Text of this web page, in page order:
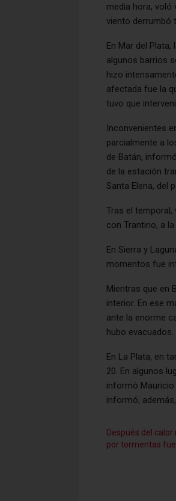
media hora, voló
viento derrumbó
En Mar del
algunos barrios
hizo
afectada fue la
tuvo que
Inconvenientes
parcialmente a
de Batán,
de la estación
Santa Elena, del
Tras el temporal,
con Trantino, a
En Sierra y
momentos fue
Mientras que en
interior. En ese
ante la enorme
hubo evacuados.
En La Plata, en
20. En algunos
informó Mauricio
informó,
Después del
por tormentas